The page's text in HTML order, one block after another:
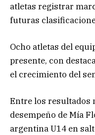
atletas registrar
futuras
Ocho atletas del
presente, con
el crecimiento del
Entre los resultados
desempeño de Mía
argentina U14 en